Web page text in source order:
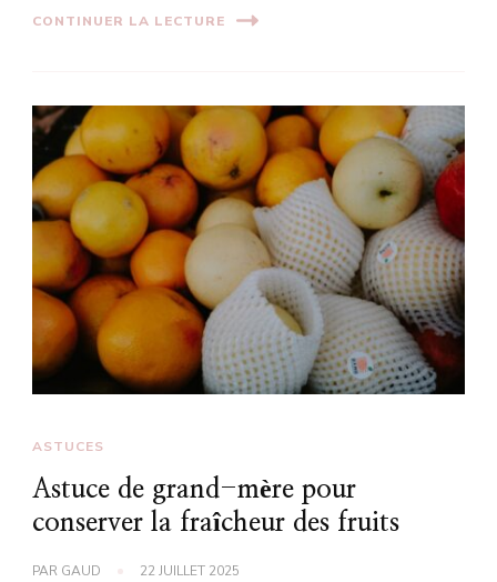
CONTINUER LA LECTURE
ASTUCES
Astuce de grand-mère pour
conserver la fraîcheur des fruits
PAR GAUD 22 JUILLET 2025